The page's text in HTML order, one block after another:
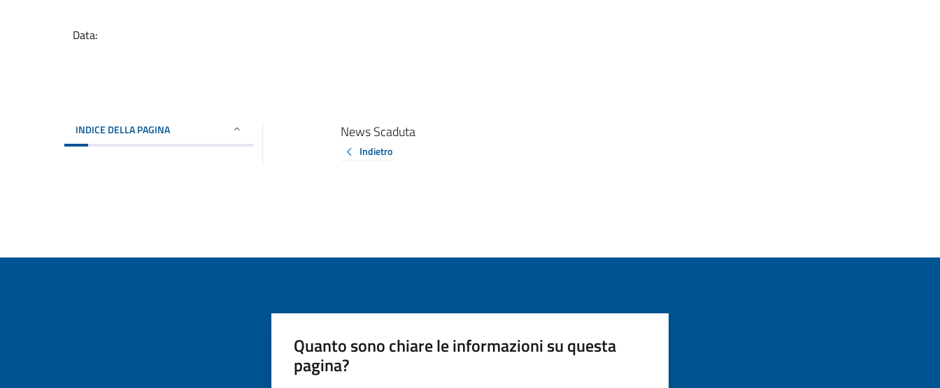
Data:
INDICE DELLA PAGINA News Scaduta
Indietro
Quanto sono chiare le informazioni su questa
pagina?